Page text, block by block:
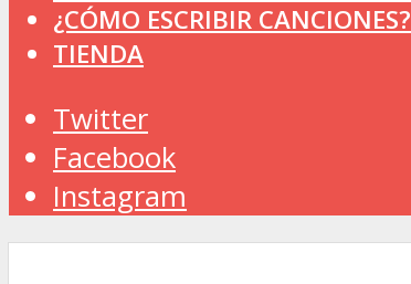
¿CÓMO ESCRIBIR CANCIONES?
TIENDA
Twitter
Facebook
Instagram